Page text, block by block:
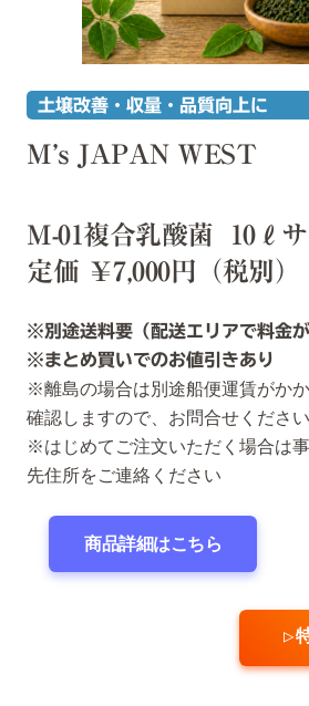
土壌改善・収量・品質向上に
M’s JAPAN WEST
M-01複合乳酸菌 10ℓ
定価 ￥7,000円（税別）
※別途送料要（配送エリアで料金が
※まとめ買いでのお値引きあり
※離島の場合は別途船便運賃がか
確認しますので、お問合せください
※はじめてご注文いただく場合は
先住所をご連絡ください
商品詳細はこちら
▷